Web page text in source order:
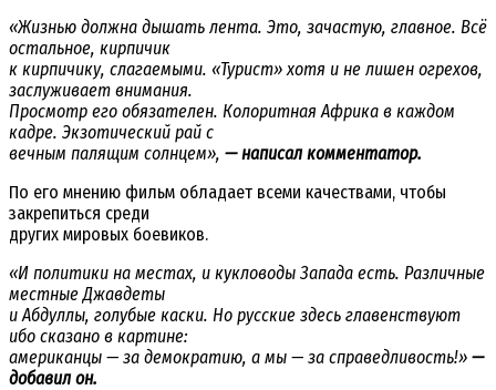
«Жизнью должна дышать лента. Это, зачастую, главное. Всё
остальное, кирпичик
к кирпичику, слагаемыми. «Турист» хотя и не лишен огрехов,
заслуживает внимания.
Просмотр его обязателен. Колоритная Африка в каждом
кадре. Экзотический рай с
вечным палящим солнцем», — написал комментатор.
По его мнению фильм обладает всеми качествами, чтобы
закрепиться среди
других мировых боевиков.
«И политики на местах, и кукловоды Запада есть. Различные
местные Джавдеты
и Абдуллы, голубые каски. Но русские здесь главенствуют
ибо сказано в картине:
американцы — за демократию, а мы — за справедливость!» —
добавил он.